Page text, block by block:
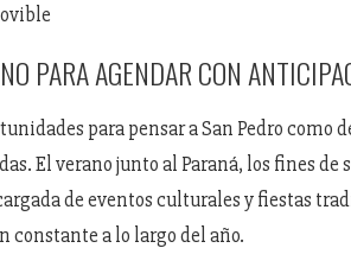
PARA AGENDAR CON
para pensar a San Pedro como
El verano junto al Paraná, los fines de
de eventos culturales y fiestas
constante a lo largo del año.